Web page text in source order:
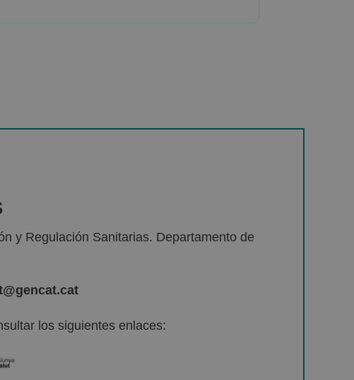
y Regulación Sanitarias. Departamento de
los siguientes enlaces: